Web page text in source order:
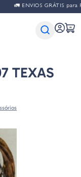
🚛 ENVIOS GRÁTIS para
TEXAS